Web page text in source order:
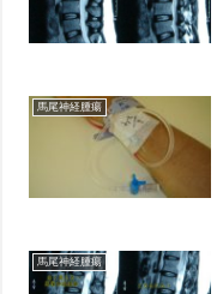
馬尾神経腫瘍
馬尾神経腫瘍